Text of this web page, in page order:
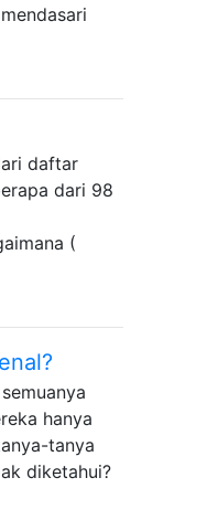
daftar
dari 98
(
hanya
tanya
diketahui?